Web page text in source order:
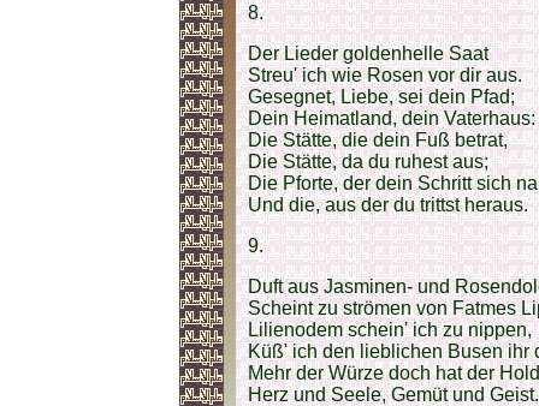
8.
Der Lieder goldenhelle Saat
Streu' ich wie Rosen vor dir aus.
Gesegnet, Liebe, sei dein Pfad;
Dein Heimatland, dein Vaterhaus:
Die Stätte, die dein Fuß betrat,
Die Stätte, da du ruhest aus;
Die Pforte, der dein Schritt sich
Und die, aus der du trittst heraus.
9.
Duft aus Jasminen- und
Scheint zu strömen von Fatmes
Lilienodem schein' ich zu nippen,
Küß' ich den lieblichen Busen ihr
Mehr der Würze doch hat der
Herz und Seele, Gemüt und Geist.